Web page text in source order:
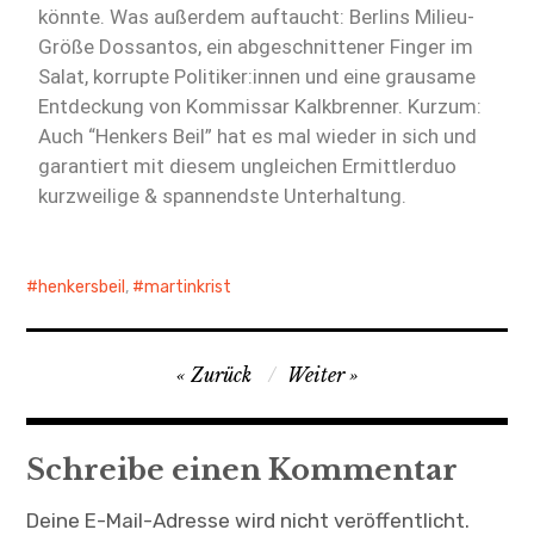
könnte. Was außerdem auftaucht: Berlins Milieu-
Größe Dossantos, ein abgeschnittener Finger im
Salat, korrupte Politiker:innen und eine grausame
Entdeckung von Kommissar Kalkbrenner. Kurzum:
Auch “Henkers Beil” hat es mal wieder in sich und
garantiert mit diesem ungleichen Ermittlerduo
kurzweilige & spannendste Unterhaltung.
henkersbeil , martinkrist
Zurück Weiter
Schreibe einen Kommentar
Deine E-Mail-Adresse wird nicht veröffentlicht.